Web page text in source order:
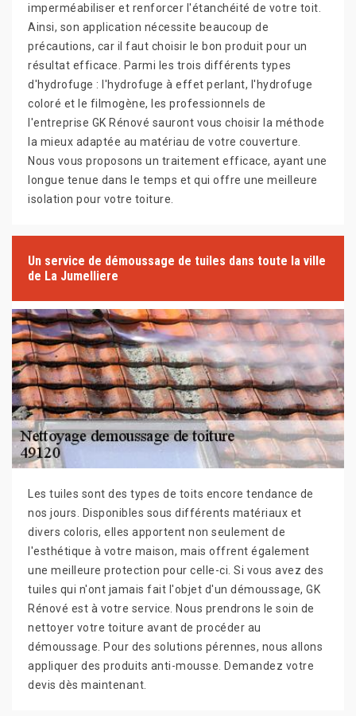
imperméabiliser et renforcer l'étanchéité de votre toit.
Ainsi, son application nécessite beaucoup de
précautions, car il faut choisir le bon produit pour un
résultat efficace. Parmi les trois différents types
d'hydrofuge : l'hydrofuge à effet perlant, l'hydrofuge
coloré et le filmogène, les professionnels de
l'entreprise GK Rénové sauront vous choisir la méthode
la mieux adaptée au matériau de votre couverture.
Nous vous proposons un traitement efficace, ayant une
longue tenue dans le temps et qui offre une meilleure
isolation pour votre toiture.
Un service de démoussage de tuiles dans toute la ville
de La Jumelliere
Les tuiles sont des types de toits encore tendance de
nos jours. Disponibles sous différents matériaux et
divers coloris, elles apportent non seulement de
l'esthétique à votre maison, mais offrent également
une meilleure protection pour celle-ci. Si vous avez des
tuiles qui n'ont jamais fait l'objet d'un démoussage, GK
Rénové est à votre service. Nous prendrons le soin de
nettoyer votre toiture avant de procéder au
démoussage. Pour des solutions pérennes, nous allons
appliquer des produits anti-mousse. Demandez votre
devis dès maintenant.